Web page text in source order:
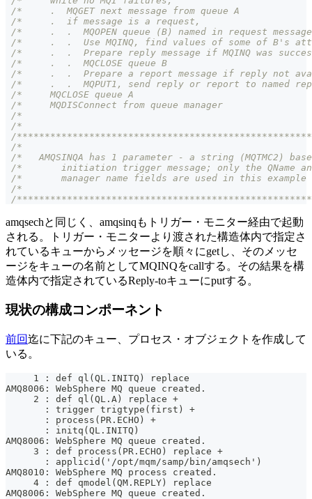
/*     .  MQGET next message from queue A
/*     .  if message is a request,
/*     .  .  MQOPEN queue (B) named in request
/*     .  .  Use MQINQ, find values of some of B's
/*     .  .  Prepare reply message if MQINQ was
/*     .  .  MQCLOSE queue B
/*     .  .  Prepare a report message if reply not
/*     .  .  MQPUT1, send reply or report to named
/*     MQCLOSE queue A
/*     MQDISConnect from queue manager
/*
/*
/
/*
/*   AMQSINQA has 1 parameter - a string (MQTMC2)
/*       initiation trigger message; only the QName
/*       manager name fields are used in this
/*
/
amqsechと同じく、amqsinqもトリガー・モニター経由で起動
される。トリガー・モニターより渡された構造体内で指定さ
れているキューからメッセージを順々にgetし、そのメッセ
ージをキューの名前としてMQINQをcallする。その結果を構
造体内で指定されているReply-toキューにputする。
現状の構成コンポーネント
前回迄に下記のキュー、プロセス・オブジェクトを作成して
いる。
     1 : def ql(QL.INITQ) replace
AMQ8006: WebSphere MQ queue created.
     2 : def ql(QL.A) replace +
       : trigger trigtype(first) +
       : process(PR.ECHO) +
       : initq(QL.INITQ)
AMQ8006: WebSphere MQ queue created.
     3 : def process(PR.ECHO) replace +
       : applicid('/opt/mqm/samp/bin/amqsech')
AMQ8010: WebSphere MQ process created.
     4 : def qmodel(QM.REPLY) replace
AMQ8006: WebSphere MQ queue created.